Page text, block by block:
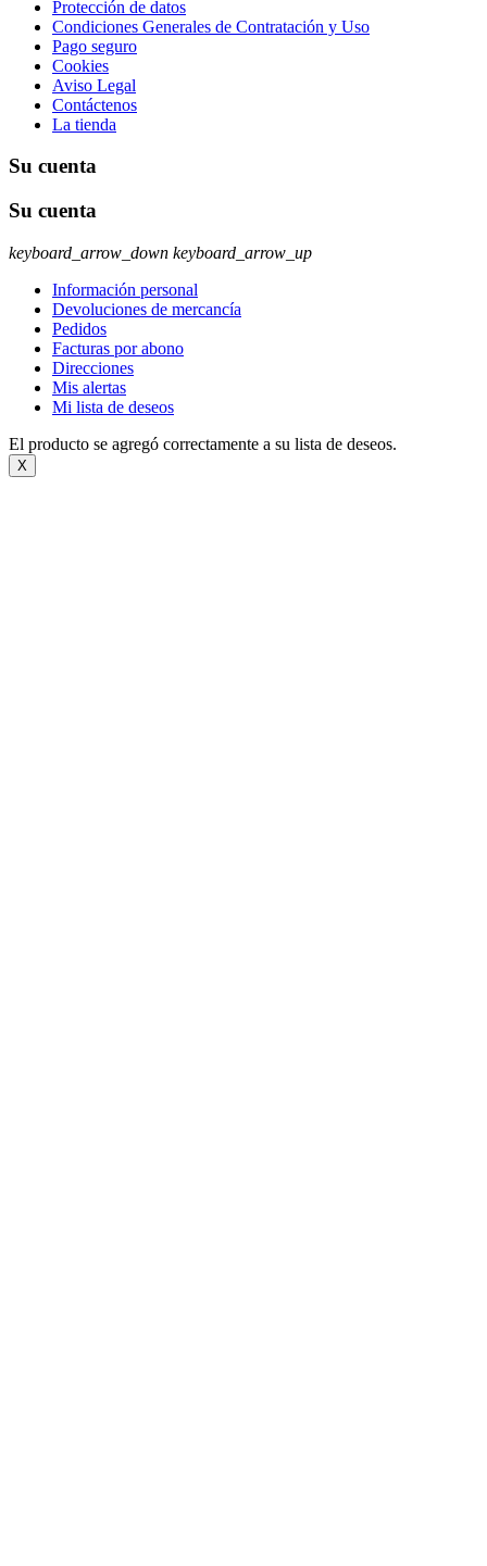
Protección de datos
Condiciones Generales de Contratación y Uso
Pago seguro
Cookies
Aviso Legal
Contáctenos
La tienda
Su cuenta
Su cuenta
keyboard_arrow_down keyboard_arrow_up
Información personal
Devoluciones de mercancía
Pedidos
Facturas por abono
Direcciones
Mis alertas
Mi lista de deseos
El producto se agregó correctamente a su lista de deseos.
X